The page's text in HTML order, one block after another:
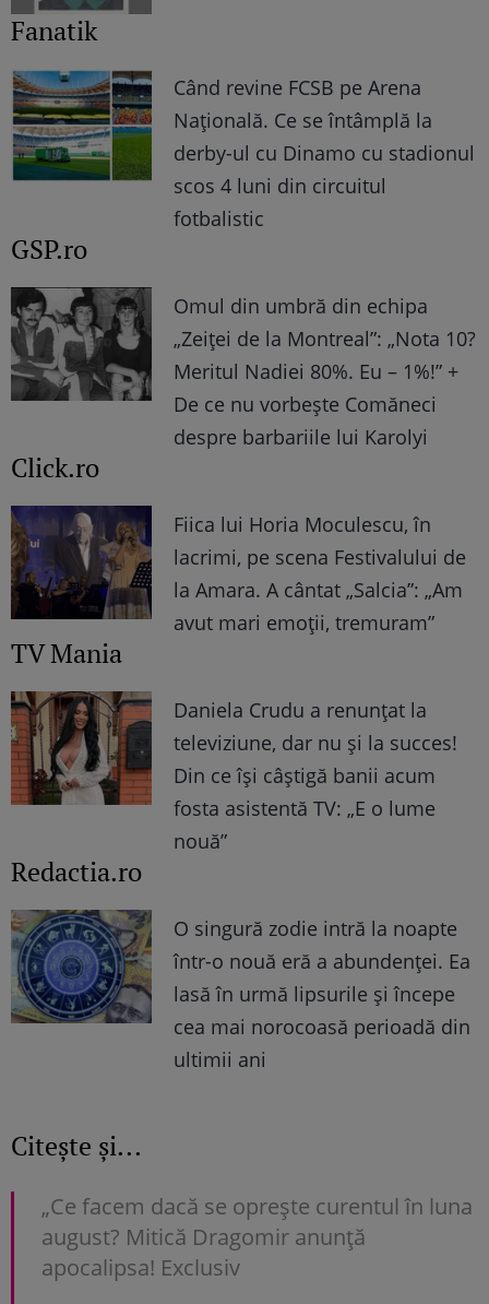
Fanatik
Când revine FCSB pe Arena
Națională. Ce se întâmplă la
derby-ul cu Dinamo cu stadionul
scos 4 luni din circuitul
fotbalistic
GSP.ro
Omul din umbră din echipa
„Zeiței de la Montreal”: „Nota 10?
Meritul Nadiei 80%. Eu – 1%!” +
De ce nu vorbește Comăneci
despre barbariile lui Karolyi
Click.ro
Fiica lui Horia Moculescu, în
lacrimi, pe scena Festivalului de
la Amara. A cântat „Salcia”: „Am
avut mari emoții, tremuram”
TV Mania
Daniela Crudu a renunțat la
televiziune, dar nu și la succes!
Din ce își câștigă banii acum
fosta asistentă TV: „E o lume
nouă”
Redactia.ro
O singură zodie intră la noapte
într-o nouă eră a abundenței. Ea
lasă în urmă lipsurile și începe
cea mai norocoasă perioadă din
ultimii ani
Citește și...
„Ce facem dacă se oprește curentul în luna
august? Mitică Dragomir anunță
apocalipsa! Exclusiv